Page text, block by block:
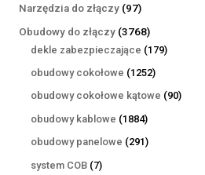
Narzędzia do złączy 9797
produktów
Obudowy do złączy 37683768
produktów
dekle zabezpieczające 179179
obudowy cokołowe 12521252
produkty
obudowy cokołowe kątowe 9090
obudowy kablowe 18841884
produkty
obudowy panelowe 291291
system COB 77